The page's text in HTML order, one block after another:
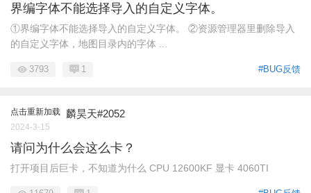
界编字体不能选择导入的自定义字体。
①界编字体不能选择导入的自定义字体。 ②资源管理器里删除导入
的自定义字体，地图目录内的字体 ...
#BUG反馈
3793 1
点击重新加载 麟昊天#2052
2024-3-15
请问为什么会这么卡？
打开项目后巨卡，不知道为什么 CPU 12600KF 显卡 4060TI